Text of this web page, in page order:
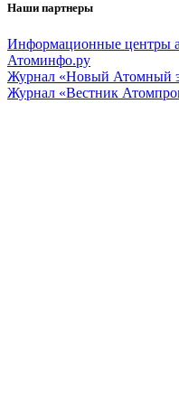
Наши партнеры
Информационные центры
Атоминфо.ру
Журнал «Новый Атомный
Журнал «Вестник